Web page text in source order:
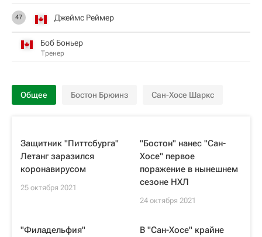
47 Джеймс Реймер
Боб Боньер
Тренер
Общее Бостон Брюинз Сан-Хосе Шаркс
Защитник "Питтсбурга"
Летанг заразился
коронавирусом
25 октября 2021
"Бостон" нанес "Сан-
Хосе" первое
поражение в нынешнем
сезоне НХЛ
24 октября 2021
"Филадельфия"
В "Сан-Хосе" крайне